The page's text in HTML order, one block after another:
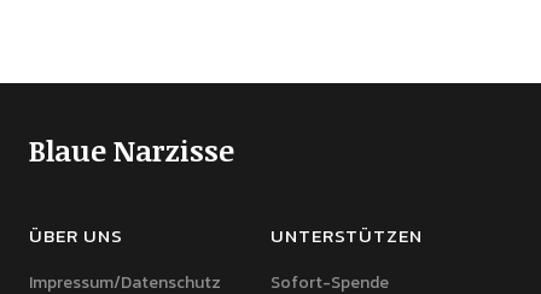
Blaue Narzisse
ÜBER UNS
Impressum/Datenschutz
UNTERSTÜTZEN
Sofort-Spende